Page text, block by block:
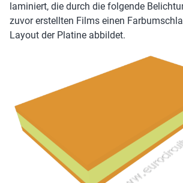
laminiert, die durch die folgende
zuvor erstellten Films einen
Layout der Platine abbildet.